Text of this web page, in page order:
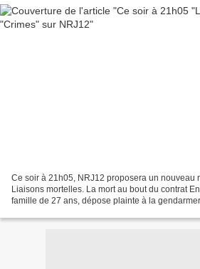
Ce soir à 21h05, NRJ12 proposera un nouveau
Liaisons mortelles. La mort au bout du contrat
famille de 27 ans, dépose plainte à la